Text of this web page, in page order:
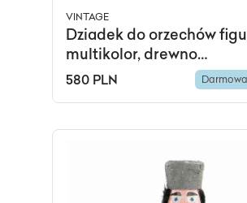
VINTAGE
Dziadek do orzechów
multikolor, drewno
polichromowane,
580 PLN